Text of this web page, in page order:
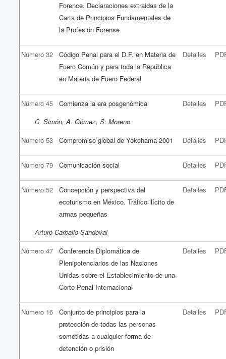
Forence. Declaraciones extraidas de la
Carta de Principios Fundamentales de
la Profesión Forense
Número 32
Código Penal para el D.F. en Materia de
Fuero Común y para toda la República
en Materia de Fuero Federal
Detalles
Número 45 Comienza la era posgenómica Detalles
C. Simón, A. Gómez, S: Moreno
Número 53
Compromiso global de Yokohama 2001 Detalles
Número 79 Comunicación social Detalles
Número 52
Concepción y perspectiva del
ecoturismo en México. Tráfico ilícito de
armas pequeñas
Detalles
Arturo Carballo Sandoval
Número 47
Conferencia Diplomática de
Plenipotenciarios de las Naciones
Unidas sobre el Establecimiento de una
Corte Penal Internacional
Detalles
Número 16
Conjunto de principios para la
protección de todas las personas
sometidas a cualquier forma de
detención o prisión
Detalles